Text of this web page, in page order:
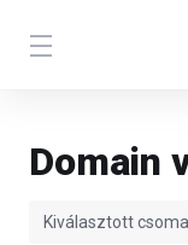
Domain
Kiválasztott